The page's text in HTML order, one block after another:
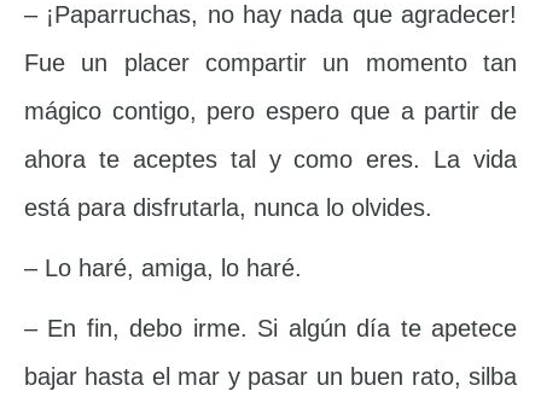
– ¡Paparruchas, no hay nada que agradecer!
Fue un placer compartir un momento tan
mágico contigo, pero espero que a partir de
ahora te aceptes tal y como eres. La vida
está para disfrutarla, nunca lo olvides.
– Lo haré, amiga, lo haré.
– En fin, debo irme. Si algún día te apetece
bajar hasta el mar y pasar un buen rato, silba